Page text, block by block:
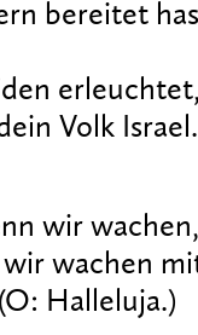
bereitet
Volk Israel.
wir
wachen
Halleluja.)